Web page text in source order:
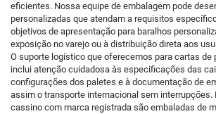
eficientes. Nossa equipe de embalagem pode
personalizadas que atendam a requisitos
objetivos de apresentação para baralhos
exposição no varejo ou à distribuição direta aos
O suporte logístico que oferecemos para cartas de
inclui atenção cuidadosa às especificações das
configurações dos paletes e à documentação de
assim o transporte internacional sem interrupções.
cassino com marca registrada são embaladas de